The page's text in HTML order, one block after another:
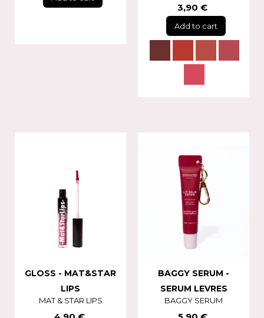
3,90 €
Add to cart
GLOSS - MAT&STAR
LIPS
MAT & STAR LIPS
BAGGY SERUM -
SERUM LEVRES
BAGGY SERUM